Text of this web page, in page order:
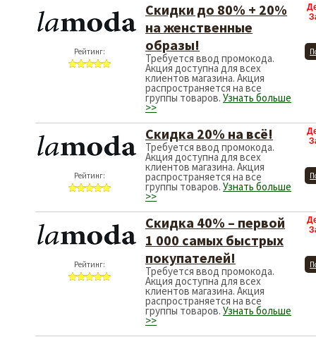
Рейтинг:
Скидки до 80% + 20%
на женственные
образы!
Требуется ввод промокода.
Акция доступна для всех
клиентов магазина. Акция
распространяется на все
группы товаров. Узнать больше
>>
Рейтинг:
Скидка 20% на всё!
Требуется ввод промокода.
Акция доступна для всех
клиентов магазина. Акция
распространяется на все
группы товаров. Узнать больше
>>
Рейтинг:
Скидка 40% – первой
1 000 самых быстрых
покупателей!
Требуется ввод промокода.
Акция доступна для всех
клиентов магазина. Акция
распространяется на все
группы товаров. Узнать больше
>>